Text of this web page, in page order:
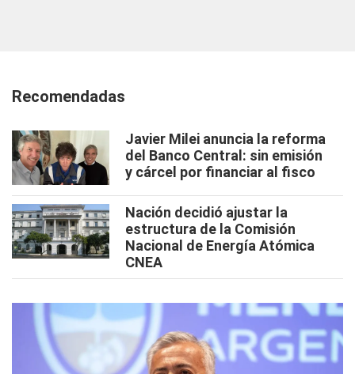
Recomendadas
Javier Milei anuncia la reforma
del Banco Central: sin emisión
y cárcel por financiar al fisco
Nación decidió ajustar la
estructura de la Comisión
Nacional de Energía Atómica
CNEA